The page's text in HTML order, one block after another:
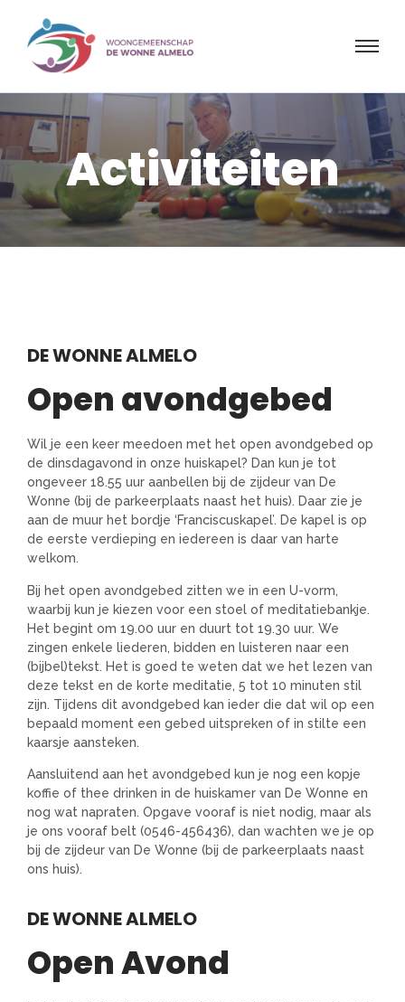
Activiteiten
DE WONNE ALMELO
Open avondgebed
Wil je een keer meedoen met het open avondgebed op
de dinsdagavond in onze huiskapel? Dan kun je tot
ongeveer 18.55 uur aanbellen bij de zijdeur van De
Wonne (bij de parkeerplaats naast het huis). Daar zie je
aan de muur het bordje ‘Franciscuskapel’. De kapel is op
de eerste verdieping en iedereen is daar van harte
welkom.
Bij het open avondgebed zitten we in een U-vorm,
waarbij kun je kiezen voor een stoel of meditatiebankje.
Het begint om 19.00 uur en duurt tot 19.30 uur. We
zingen enkele liederen, bidden en luisteren naar een
(bijbel)tekst. Het is goed te weten dat we het lezen van
deze tekst en de korte meditatie, 5 tot 10 minuten stil
zijn. Tijdens dit avondgebed kan ieder die dat wil op een
bepaald moment een gebed uitspreken of in stilte een
kaarsje aansteken.
Aansluitend aan het avondgebed kun je nog een kopje
koffie of thee drinken in de huiskamer van De Wonne en
nog wat napraten. Opgave vooraf is niet nodig, maar als
je ons vooraf belt (0546-456436), dan wachten we je op
bij de zijdeur van De Wonne (bij de parkeerplaats naast
ons huis).
DE WONNE ALMELO
Open Avond